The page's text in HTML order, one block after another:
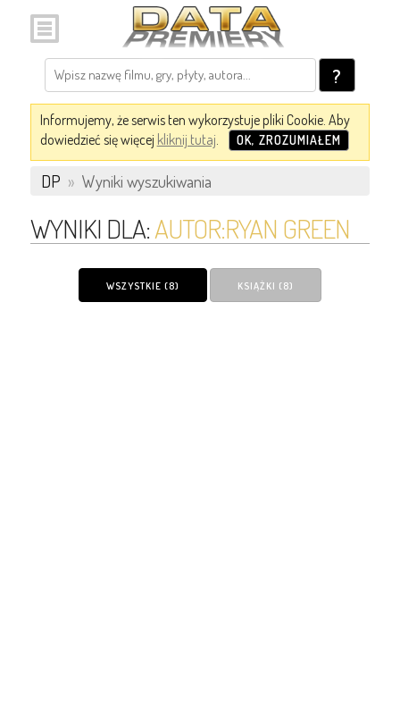
?
Informujemy, że serwis ten wykorzystuje pliki Cookie. Aby
dowiedzieć się więcej kliknij tutaj. OK, ZROZUMIAŁEM
DP » Wyniki wyszukiwania
WYNIKI DLA:AUTOR:RYAN GREEN
WSZYSTKIE (8) KSIĄŻKI (8)